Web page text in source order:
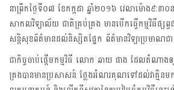
នាព្រឹកថ្ងៃទី០៧ ខែកក្កដា ឆ្នាំ២០១៦ វេលាម៉ោង៩:៣
សាកលវិទ្យាល័យ ជាតិគ្រប់គ្រង មានបើកធ្វើកម្មវិធីផ្សព្
សន្តិសុខព័ត៌មានដល់និស្សិតផ្នែក ព័ត៌មានវិទ្យាប្រមាណ
ជាកិច្ចចាប់ផ្តើមកម្មវិធី លោក ឆាយ ផាង ដែលតំណាង
គ្រងបានមានប្រសាសន៍ ថ្លែងអំណរគុណទៅដល់វាគ្មិ